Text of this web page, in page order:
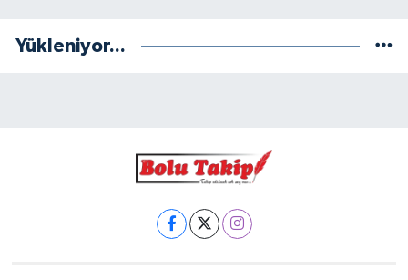
Yükleniyor...